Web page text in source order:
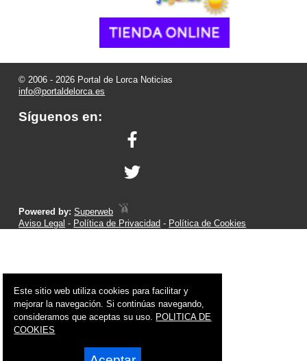
© 2006 - 2026 Portal de Lorca Noticias
info@portaldelorca.es
Síguenos en:
Powered by:Superweb
Aviso Legal - Política de Privacidad - Política de Cookies
Este sitio web utiliza cookies para facilitar y
mejorar la navegación. Si continúas navegando,
consideramos que aceptas su uso. POLITICA DE
COOKIES